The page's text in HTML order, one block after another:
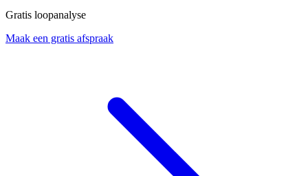
Gratis loopanalyse
Maak een gratis afspraak